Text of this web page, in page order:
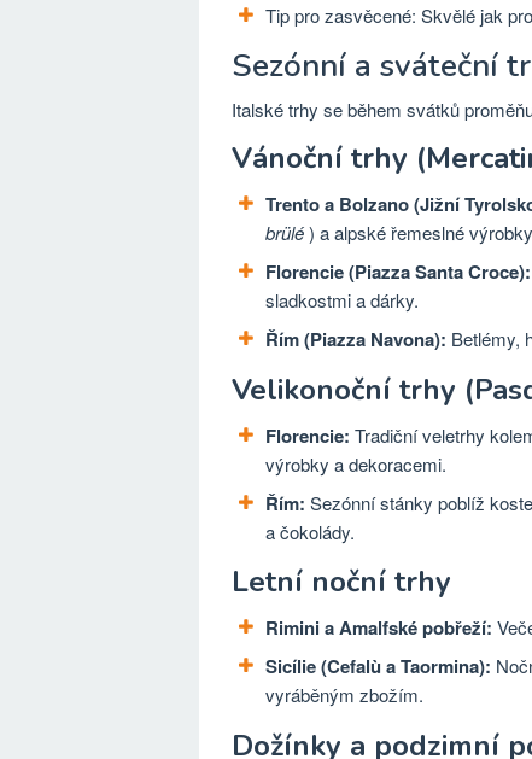
Tip pro zasvěcené: Skvělé jak
Sezónní a sváteční
Italské trhy se během svátků
Vánoční trhy
Trento a Bolzano (Jižní
brülé) a alpské řemeslné
Florencie (Piazza Santa Croce):
sladkostmi a dárky.
Řím (Piazza Navona): Betlémy,
Velikonoční trhy
Florencie: Tradiční veletrhy
výrobky a dekoracemi.
Řím: Sezónní stánky poblíž
a čokolády.
Letní noční trhy
Rimini a Amalfské pobřeží:
Sicílie (Cefalù a Taormina):
vyráběným zbožím.
Dožínky a podzimní